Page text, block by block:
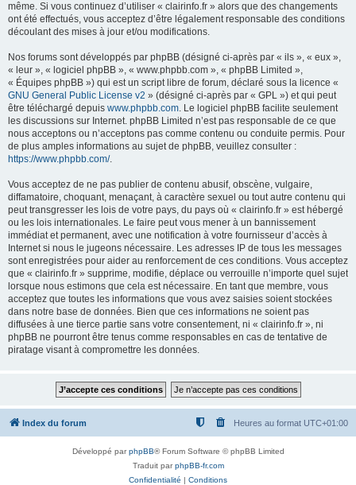
même. Si vous continuez d’utiliser « clairinfo.fr » alors que des changements
ont été effectués, vous acceptez d’être légalement responsable des conditions
découlant des mises à jour et/ou modifications.
Nos forums sont développés par phpBB (désigné ci-après par « ils », « eux »,
« leur », « logiciel phpBB », « www.phpbb.com », « phpBB Limited »,
« Équipes phpBB ») qui est un script libre de forum, déclaré sous la licence «
GNU General Public License v2 » (désigné ci-après par « GPL ») et qui peut
être téléchargé depuis www.phpbb.com. Le logiciel phpBB facilite seulement
les discussions sur Internet. phpBB Limited n’est pas responsable de ce que
nous acceptons ou n’acceptons pas comme contenu ou conduite permis. Pour
de plus amples informations au sujet de phpBB, veuillez consulter :
https://www.phpbb.com/.
Vous acceptez de ne pas publier de contenu abusif, obscène, vulgaire,
diffamatoire, choquant, menaçant, à caractère sexuel ou tout autre contenu qui
peut transgresser les lois de votre pays, du pays où « clairinfo.fr » est hébergé
ou les lois internationales. Le faire peut vous mener à un bannissement
immédiat et permanent, avec une notification à votre fournisseur d’accès à
Internet si nous le jugeons nécessaire. Les adresses IP de tous les messages
sont enregistrées pour aider au renforcement de ces conditions. Vous acceptez
que « clairinfo.fr » supprime, modifie, déplace ou verrouille n’importe quel sujet
lorsque nous estimons que cela est nécessaire. En tant que membre, vous
acceptez que toutes les informations que vous avez saisies soient stockées
dans notre base de données. Bien que ces informations ne soient pas
diffusées à une tierce partie sans votre consentement, ni « clairinfo.fr », ni
phpBB ne pourront être tenus comme responsables en cas de tentative de
piratage visant à compromettre les données.
Index du forum Heures au format UTC+01:00
Développé parphpBB® Forum Software © phpBB Limited
Traduit parphpBB-fr.com
Confidentialité | Conditions